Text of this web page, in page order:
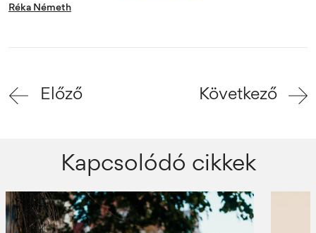
Réka Németh
Előző Következő
Kapcsolódó cikkek